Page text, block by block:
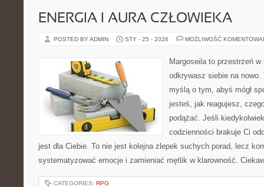
ENERGIA I AURA CZŁOWIEKA
POSTED BY ADMIN STY - 25 - 2026 MOŻLIWOŚĆ
Margoseila to przestrzeń
odkrywasz siebie na nowo.
myślą o tym, abyś mógł
jesteś, jak reagujesz,
podążać. Jeśli
codzienności brakuje Ci
jest dla Ciebie. To nie jest kolejna zlepek suchych porad, lecz
systematyzować emocje i zamieniać mętlik w klarowność.
CATEGORIES: RPG